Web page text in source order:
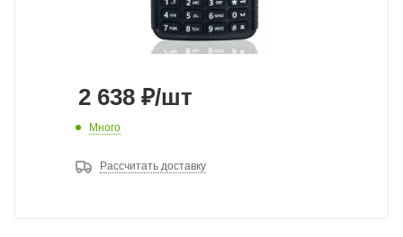
2 638 ₽/шт
Много
Рассчитать доставку